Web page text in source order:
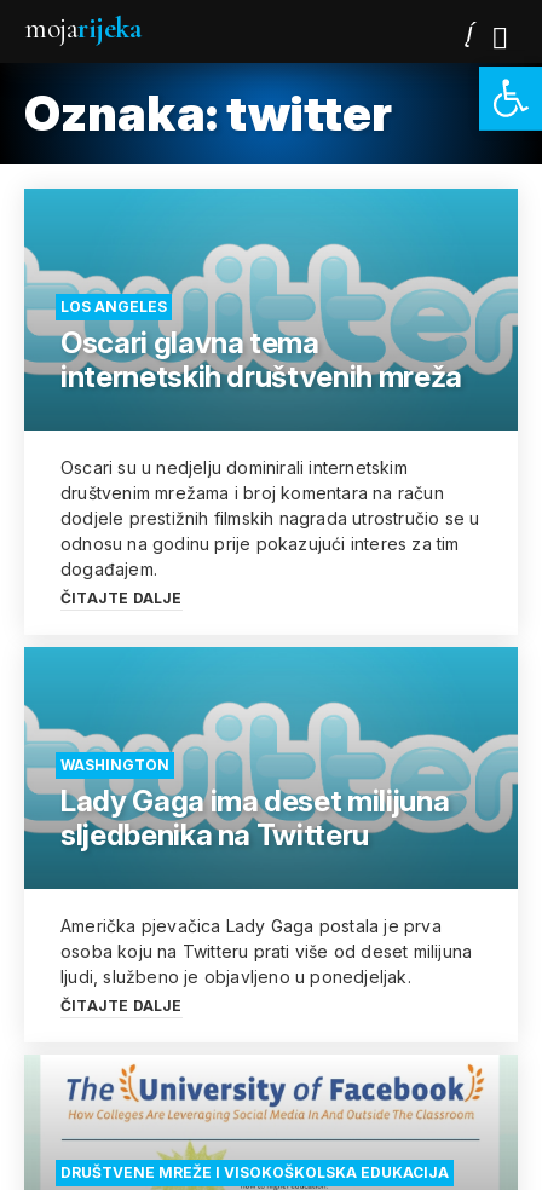
mojarijeka
Oznaka:twitter
LOS ANGELES
Oscari glavna tema
internetskih društvenih mreža
Oscari su u nedjelju dominirali internetskim
društvenim mrežama i broj komentara na račun
dodjele prestižnih filmskih nagrada utrostručio se u
odnosu na godinu prije pokazujući interes za tim
događajem.
ČITAJTE DALJE
WASHINGTON
Lady Gaga ima deset milijuna
sljedbenika na Twitteru
Američka pjevačica Lady Gaga postala je prva
osoba koju na Twitteru prati više od deset milijuna
ljudi, službeno je objavljeno u ponedjeljak.
ČITAJTE DALJE
DRUŠTVENE MREŽE I VISOKOŠKOLSKA EDUKACIJA